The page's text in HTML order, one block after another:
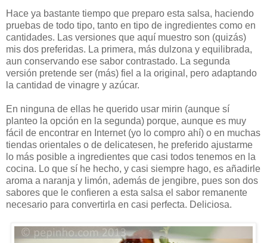
Hace ya bastante tiempo que preparo esta salsa, haciendo
pruebas de todo tipo, tanto en tipo de ingredientes como en
cantidades. Las versiones que aquí muestro son (quizás)
mis dos preferidas. La primera, más dulzona y equilibrada,
aun conservando ese sabor contrastado. La segunda
versión pretende ser (más) fiel a la original, pero adaptando
la cantidad de vinagre y azúcar.
En ninguna de ellas he querido usar mirin (aunque sí
planteo la opción en la segunda) porque, aunque es muy
fácil de encontrar en Internet (yo lo compro ahí) o en muchas
tiendas orientales o de delicatesen, he preferido ajustarme
lo más posible a ingredientes que casi todos tenemos en la
cocina. Lo que sí he hecho, y casi siempre hago, es añadirle
aroma a naranja y limón, además de jengibre, pues son dos
sabores que le confieren a esta salsa el sabor remanente
necesario para convertirla en casi perfecta. Deliciosa.